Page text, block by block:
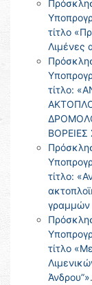
τίτλο
Λιμένες
τίτλο:
τίτλο:
γραμμών
τίτλο
Άνδρου”».